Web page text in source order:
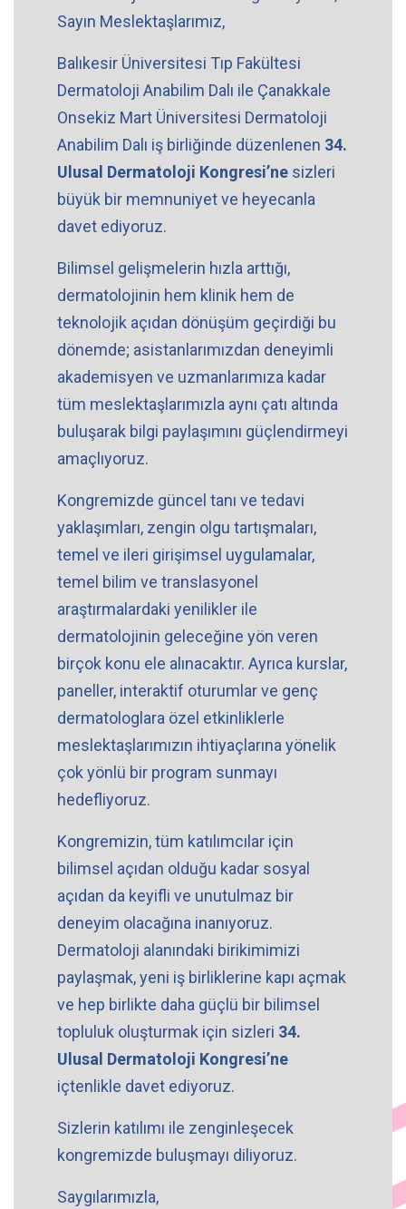
Sayın Meslektaşlarımız,
Balıkesir Üniversitesi Tıp Fakültesi
Dermatoloji Anabilim Dalı ile Çanakkale
Onsekiz Mart Üniversitesi Dermatoloji
Anabilim Dalı iş birliğinde düzenlenen 34.
Ulusal Dermatoloji Kongresi’ne sizleri
büyük bir memnuniyet ve heyecanla
davet ediyoruz.
Bilimsel gelişmelerin hızla arttığı,
dermatolojinin hem klinik hem de
teknolojik açıdan dönüşüm geçirdiği bu
dönemde; asistanlarımızdan deneyimli
akademisyen ve uzmanlarımıza kadar
tüm meslektaşlarımızla aynı çatı altında
buluşarak bilgi paylaşımını güçlendirmeyi
amaçlıyoruz.
Kongremizde güncel tanı ve tedavi
yaklaşımları, zengin olgu tartışmaları,
temel ve ileri girişimsel uygulamalar,
temel bilim ve translasyonel
araştırmalardaki yenilikler ile
dermatolojinin geleceğine yön veren
birçok konu ele alınacaktır. Ayrıca kurslar,
paneller, interaktif oturumlar ve genç
dermatologlara özel etkinliklerle
meslektaşlarımızın ihtiyaçlarına yönelik
çok yönlü bir program sunmayı
hedefliyoruz.
Kongremizin, tüm katılımcılar için
bilimsel açıdan olduğu kadar sosyal
açıdan da keyifli ve unutulmaz bir
deneyim olacağına inanıyoruz.
Dermatoloji alanındaki birikimimizi
paylaşmak, yeni iş birliklerine kapı açmak
ve hep birlikte daha güçlü bir bilimsel
topluluk oluşturmak için sizleri 34.
Ulusal Dermatoloji Kongresi’ne
içtenlikle davet ediyoruz.
Sizlerin katılımı ile zenginleşecek
kongremizde buluşmayı diliyoruz.
Saygılarımızla,